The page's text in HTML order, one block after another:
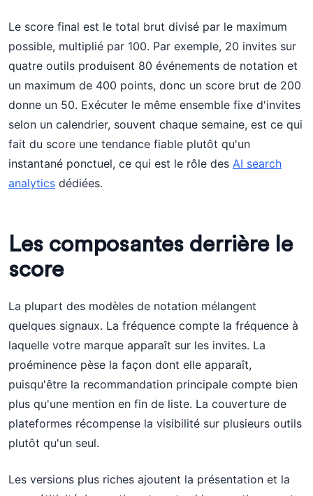
Le score final est le total brut divisé par le maximum
possible, multiplié par 100. Par exemple, 20 invites sur
quatre outils produisent 80 événements de notation et
un maximum de 400 points, donc un score brut de 200
donne un 50. Exécuter le même ensemble fixe d'invites
selon un calendrier, souvent chaque semaine, est ce qui
fait du score une tendance fiable plutôt qu'un
instantané ponctuel, ce qui est le rôle des AI search
analytics dédiées.
Les composantes derrière le
score
La plupart des modèles de notation mélangent
quelques signaux. La fréquence compte la fréquence à
laquelle votre marque apparaît sur les invites. La
proéminence pèse la façon dont elle apparaît,
puisqu'être la recommandation principale compte bien
plus qu'une mention en fin de liste. La couverture de
plateformes récompense la visibilité sur plusieurs outils
plutôt qu'un seul.
Les versions plus riches ajoutent la présentation et la